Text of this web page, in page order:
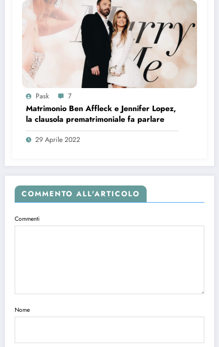
Pask 7
Matrimonio Ben Affleck e Jennifer Lopez,
la clausola prematrimoniale fa parlare
29 Aprile 2022
COMMENTO ALL'ARTICOLO
Commenti
Nome